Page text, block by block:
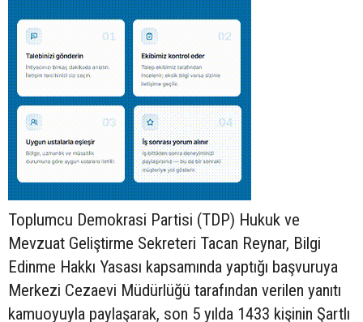
Toplumcu Demokrasi Partisi (TDP) Hukuk ve
Mevzuat Geliştirme Sekreteri Tacan Reynar, Bilgi
Edinme Hakkı Yasası kapsamında yaptığı başvuruya
Merkezi Cezaevi Müdürlüğü tarafından verilen yanıtı
kamuoyuyla paylaşarak, son 5 yılda 1433 kişinin Şartlı